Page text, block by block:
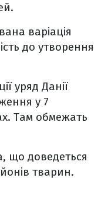
варіація
до утворення
уряд Данії
у 7
Там обмежать
що доведеться
тварин.